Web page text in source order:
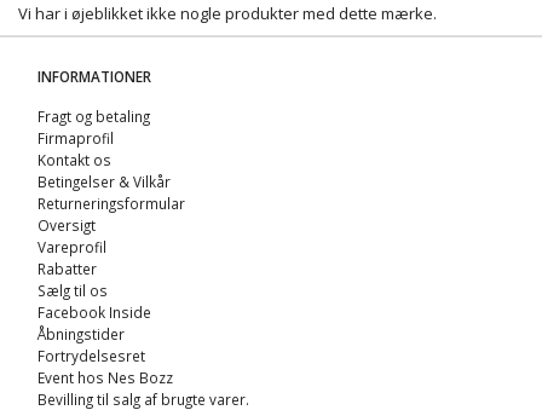
Vi har i øjeblikket ikke nogle produkter med dette mærke.
INFORMATIONER
Fragt og betaling
Firmaprofil
Kontakt os
Betingelser & Vilkår
Returneringsformular
Oversigt
Vareprofil
Rabatter
Sælg til os
Facebook Inside
Åbningstider
Fortrydelsesret
Event hos Nes Bozz
Bevilling til salg af brugte varer.